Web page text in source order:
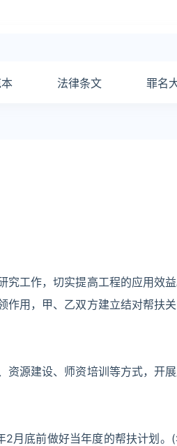
法律条文 罪名
工作，切实提高工程的应用效
用，甲、乙双方建立结对帮扶
源建设、师资培训等方式，开
月底前做好当年度的帮扶计划